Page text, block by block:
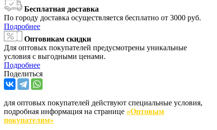
Бесплатная доставка
По городу доставка осуществляется бесплатно от 3000 руб.
Подробнее
Оптовикам скидки
Для оптовых покупателей предусмотрены уникальные
условия с выгодными ценами.
Подробнее
Поделиться
для оптовых покупателей действуют специальные условия,
подробная информация на странице «Оптовым
покупателям»